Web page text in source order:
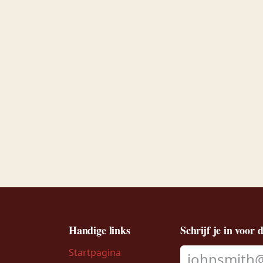
Handige links
Startpagina
Schrijf je in voor